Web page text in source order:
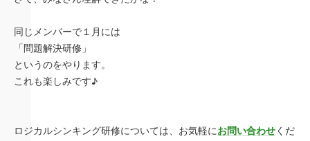
同じメンバーで１月には
「問題解決研修」
というのをやります。
これも楽しみです♪
ロジカルシンキング研修については、お気軽にお問い合わせくだ